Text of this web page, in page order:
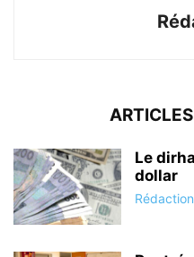
Le
dollar
Rédaction